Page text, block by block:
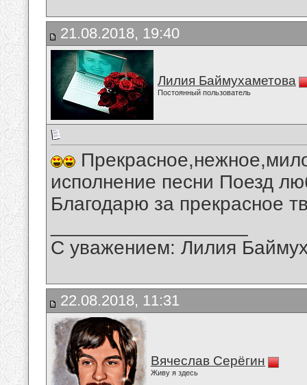
21.08.2018, 19:40
Лилия Баймухаметова
Постоянный пользователь
исполнение песни Поезд
Благодарю за прекрасное
С уважением: Лилия
22.08.2018, 11:31
Вячеслав Серёгин
Живу я здесь